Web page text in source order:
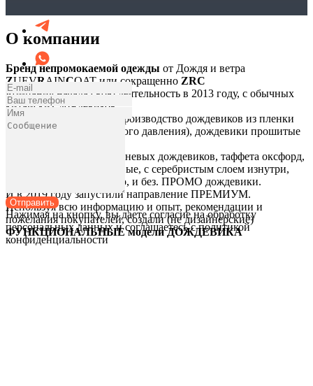
О компании
Бренд непромокаемой одежды от Дождя и ветра
ZUEVR AINCOAT или сокращенно ZRC
Компания начала свою деятельность в 2013 году, с обычных
китайских дождевиков.
Со временем, запуская производство дождевиков из пленки
ПВД (полиэтилен высокого давления), дождевики прошитые
Далее, Производство тканевых дождевиков, таффета оксфорд,
это дождевики нейлоновые, с серебристым слоем изнутри,
который сохраняет тепло, и без. ПРОМО дождевики.
И в 2019 году запустили направление ПРЕМИУМ.
Используя всю информацию и опыт, рекомендации и
пожелания покупателей, создали (не дизайнерские)
ФУНКЦИОНАЛЬНЫЕ модели ДОЖДЕВИКА
Отправить
Нажимая на кнопку, вы даете согласие на обработку
персональных данных и соглашаетесь c политикой
конфиденциальности